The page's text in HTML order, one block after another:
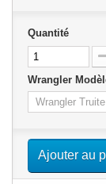
Quantité
Wrangler
Ajouter au